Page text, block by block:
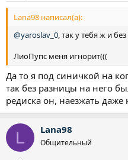
Lana98 написал(а):
@yaroslav_0 , так у тебя ж и
ЛиоПупс меня игнорит(((
Да то я под синичкой на
так без разницы на него
редиска он, наезжать
L Lana98
Общительный